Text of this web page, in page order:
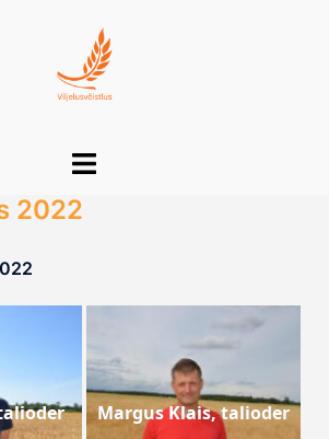
Toggle
2022
Margus Klais, talioder